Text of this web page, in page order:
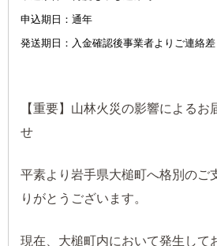
申込期日：通年
発送期日：入金確認後事業者よりご連絡差
【重要】山林火災の影響によるお
せ
平素より岩手県大槌町へ格別のご
りがとうございます。
現在、大槌町内において発生して